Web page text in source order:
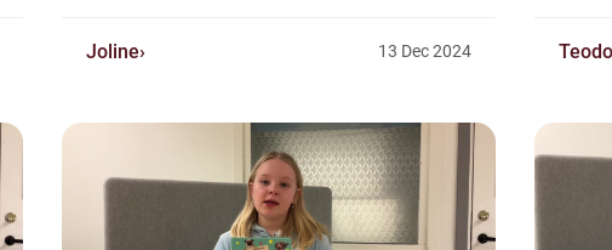
Joline 13 Dec 2024